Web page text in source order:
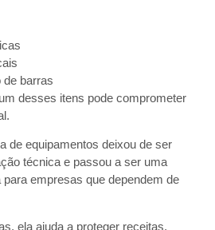
de barras
desses itens pode comprometer
de equipamentos deixou de ser
técnica e passou a ser uma
empresas que dependem de
ela ajuda a proteger receitas,